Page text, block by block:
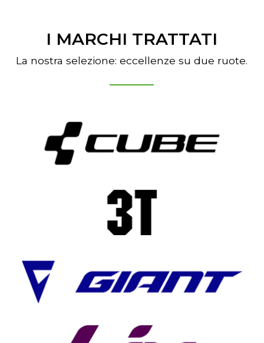
I MARCHI TRATTATI
La nostra selezione: eccellenze su due ruote.